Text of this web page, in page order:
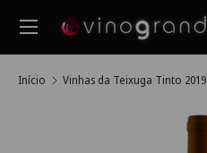
Ir para o conteúdo
Pesquisar
Menu
Início Vinhas da Teixuga Tinto 2019